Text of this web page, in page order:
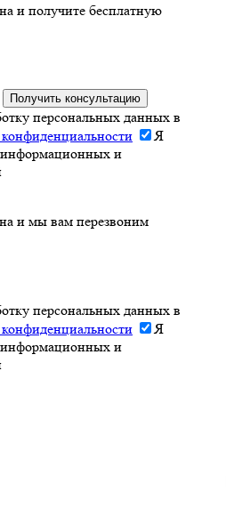
и получите бесплатную
Получить консультацию
персональных данных в
Я
информационных и
и мы вам перезвоним
персональных данных в
Я
информационных и